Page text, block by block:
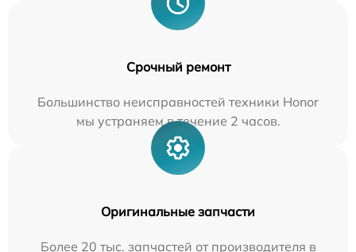
Срочный ремонт
Большинство неисправностей техники Honor
мы устраняем в течение 2 часов.
Оригинальные запчасти
Более 20 тыс. запчастей от производителя в